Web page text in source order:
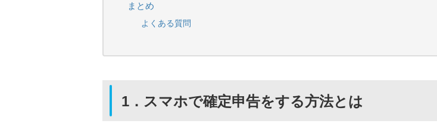
まとめ
よくある質問
1．スマホで確定申告をする方法とは